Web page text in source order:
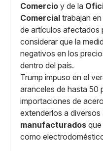
Comercio y de la
Comercial trabajan
de artículos afectados
considerar que la
negativos en los
dentro del país.
Trump impuso en el
aranceles de hasta 50
importaciones de
extenderlos a diversos
manufacturados
como